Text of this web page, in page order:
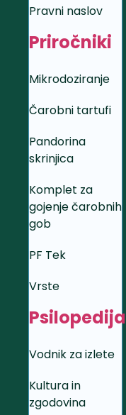
Pravni naslov
Priročniki
Mikrodoziranje
Čarobni tartufi
Pandorina
skrinjica
Komplet za
gojenje čarobnih
gob
PF Tek
Vrste
Psilopedija
Vodnik za izlete
Kultura in
zgodovina